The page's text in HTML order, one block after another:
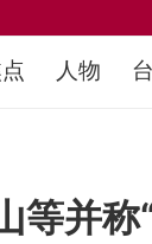
人物
等并称